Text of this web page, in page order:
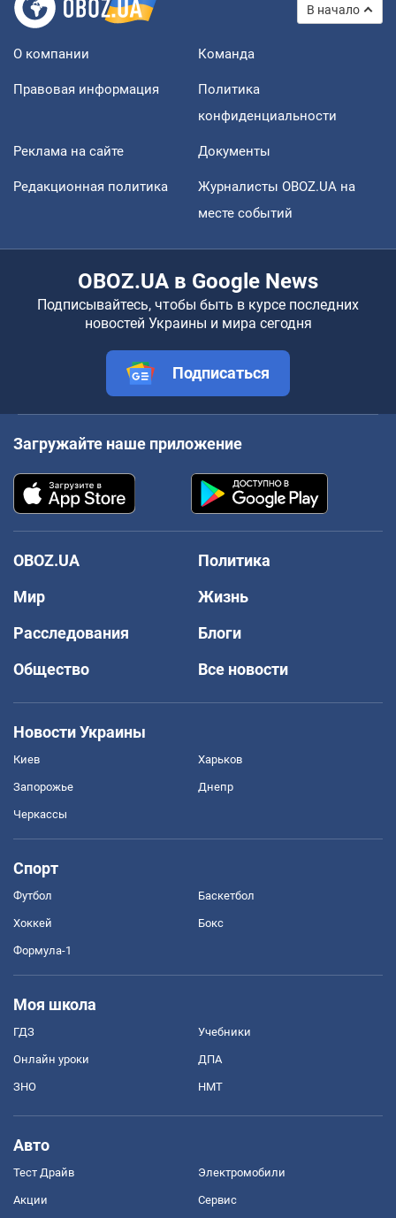
В начало
О компании Команда
Правовая информация
Политика
конфиденциальности
Реклама на сайте Документы
Редакционная политика
Журналисты OBOZ.UA на
месте событий
OBOZ.UA в Google News
Подписывайтесь, чтобы быть в курсе последних
новостей Украины и мира сегодня
Подписаться
Загружайте наше приложение
OBOZ.UA
Политика
Мир
Жизнь
Расследования
Блоги
Общество
Все новости
Новости Украины
Киев Харьков
Запорожье Днепр
Черкассы
Спорт
Футбол Баскетбол
Хоккей Бокс
Формула-1
Моя школа
ГДЗ Учебники
Онлайн уроки ДПА
ЗНО НМТ
Авто
Тест Драйв Электромобили
Акции Сервис